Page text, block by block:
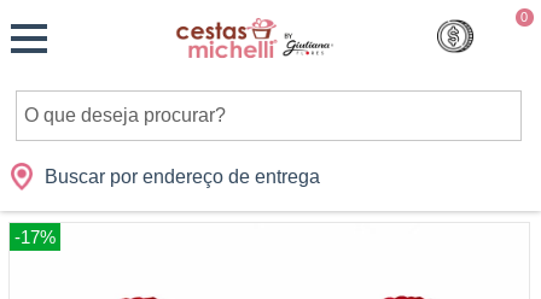
0
Buscar por endereço de entrega
Cidades Presentes Datas Shopping
Monte
sua
-17%